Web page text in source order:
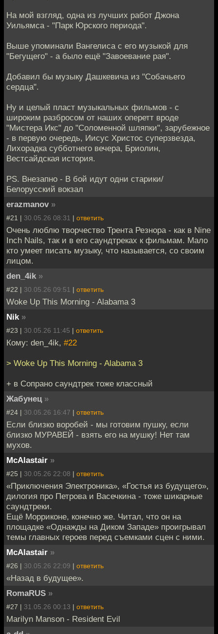
На мой взгляд, одна из лучших работ Джона
Уильямса - "Парк Юрского периода".
Выше упоминали Вангелиса с его музыкой для
"Бегущего" - а было ещё "Завоевание рая".
Добавил бы музыку Дашкевича из "Собачьего
сердца".
Ну и целый пласт музыкальных фильмов - с
широким разбросом от наших оперетт вроде
"Мистера Икс" до "Соломенной шляпки", зарубежное
- в первую очередь, Иисус Христос суперзвезда,
Лихорадка субботнего вечера, Бриолин,
Вестсайдская история.
PS. Внезапно - В бой идут одни старики/
Белорусский вокзал
erazmanov »
#21 | 30.05.26 08:31 | ответить
Очень люблю творчество Трента Резнора - как в Nine
Inch Nails, так и в его саундтреках к фильмам. Мало
кто умеет писать музыку, что называется, со своим
лицом.
den_4ik »
#22 | 30.05.26 09:51 | ответить
Woke Up This Morning - Alabama 3
Nik »
#23 | 30.05.26 11:45 | ответить
Кому: den_4ik, #22
> Woke Up This Morning - Alabama 3
+ в Сопрано саундтрек тоже классный
Жабунец »
#24 | 30.05.26 16:47 | ответить
Если близко воробей - мы готовим пушку, если
близко МУРАВЕЙ - взять его на мушку! Нет там
мухов.
McAlastair »
#25 | 30.05.26 22:08 | ответить
«Приключения Электроника», «Гостья из будущего»,
дилогия про Петрова и Васечкина - тоже шикарные
саундтреки.
Ещё Морриконе, конечно же. Читал, что он на
площадке «Однажды на Диком Западе» проигрывал
темы главных героев перед съемками сцен с ними.
McAlastair »
#26 | 30.05.26 22:09 | ответить
«Назад в будущее».
RomaRUS »
#27 | 31.05.26 00:13 | ответить
Marilyn Manson - Resident Evil